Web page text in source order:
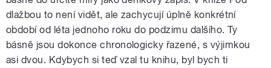
dlažbou to není vidět, ale zachycují úplně konkrétní
období od léta jednoho roku do podzimu dalšího. Ty
básně jsou dokonce chronologicky řazené, s výjimkou
asi dvou. Kdybych si teď vzal tu knihu, byl bych ti